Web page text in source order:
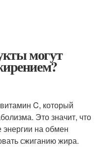
могут
витамин C, который
Это значит, что
энергии на обмен
сжиганию жира.